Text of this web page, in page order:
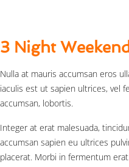
3 Night Weekend
Nulla at mauris accumsan eros
iaculis est ut sapien ultrices, vel
accumsan, lobortis.
Integer at erat malesuada,
accumsan sapien eu ultrices
placerat. Morbi in fermentum